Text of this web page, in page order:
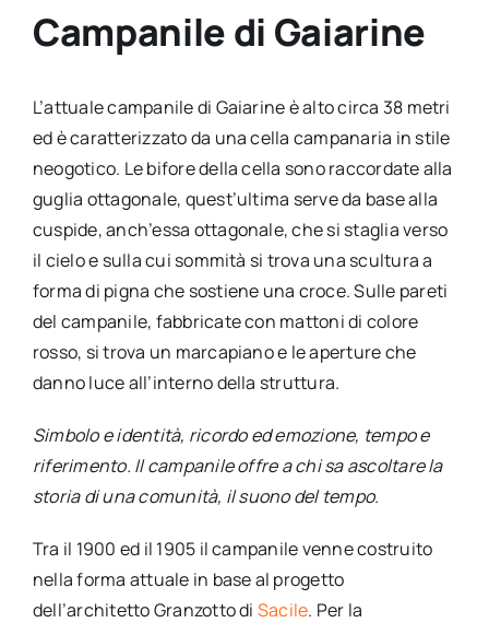
Campanile di Gaiarine
L’attuale campanile di Gaiarine è alto circa 38 metri
ed è caratterizzato da una cella campanaria in stile
neogotico. Le bifore della cella sono raccordate alla
guglia ottagonale, quest’ultima serve da base alla
cuspide, anch’essa ottagonale, che si staglia verso
il cielo e sulla cui sommità si trova una scultura a
forma di pigna che sostiene una croce. Sulle pareti
del campanile, fabbricate con mattoni di colore
rosso, si trova un marcapiano e le aperture che
danno luce all’interno della struttura.
Simbolo e identità, ricordo ed emozione, tempo e
riferimento. Il campanile offre a chi sa ascoltare la
storia di una comunità, il suono del tempo.
Tra il 1900 ed il 1905 il campanile venne costruito
nella forma attuale in base al progetto
dell’architetto Granzotto di Sacile. Per la